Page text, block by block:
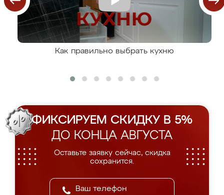
Как правильно выбрать кухню
ФИКСИРУЕМ СКИДКУ В 5%
ДО КОНЦА АВГУСТА
Оставьте заявку сейчас, скидка
сохранится.